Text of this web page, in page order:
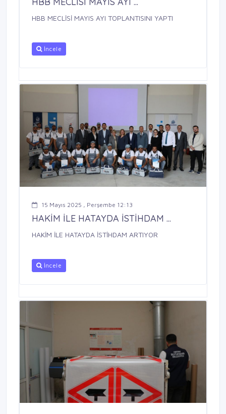
HBB MECLİSİ MAYIS AYI TOPLANTISINI YAPTI
İncele
15 Mayıs 2025 , Perşembe 12:13
HAKİM İLE HATAYDA İSTİHDAM ...
HAKİM İLE HATAYDA İSTİHDAM ARTIYOR
İncele